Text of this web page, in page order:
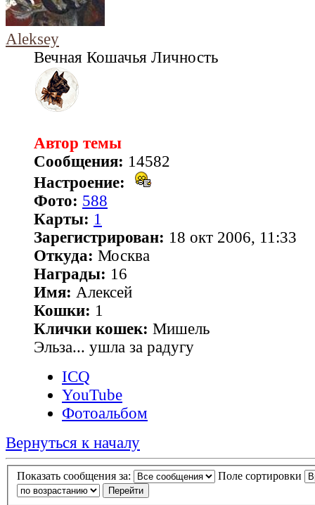
Aleksey
Вечная Кошачья Личность
Автор темы
Сообщения: 14582
Настроение:
Фото: 588
Карты: 1
Зарегистрирован: 18 окт 2006, 11:33
Откуда: Москва
Награды: 16
Имя: Алексей
Кошки: 1
Клички кошек: Мишель
Эльза... ушла за радугу
ICQ
YouTube
Фотоальбом
Вернуться к началу
Показать сообщения за: Поле сортировки